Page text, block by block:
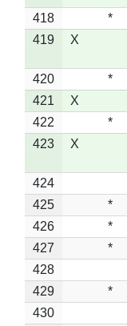
418 *
419
X
420 *
421
X
422
*
423
X
424
425
*
426
*
427
*
428
429
*
430